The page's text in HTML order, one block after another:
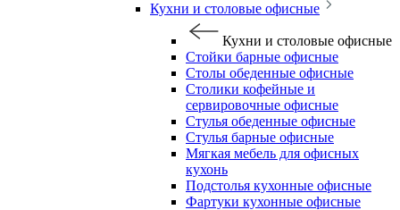
Кухни и столовые офисные
Кухни и столовые офисные
Стойки барные офисные
Столы обеденные офисные
Столики кофейные и
сервировочные офисные
Стулья обеденные офисные
Стулья барные офисные
Мягкая мебель для офисных
кухонь
Подстолья кухонные офисные
Фартуки кухонные офисные